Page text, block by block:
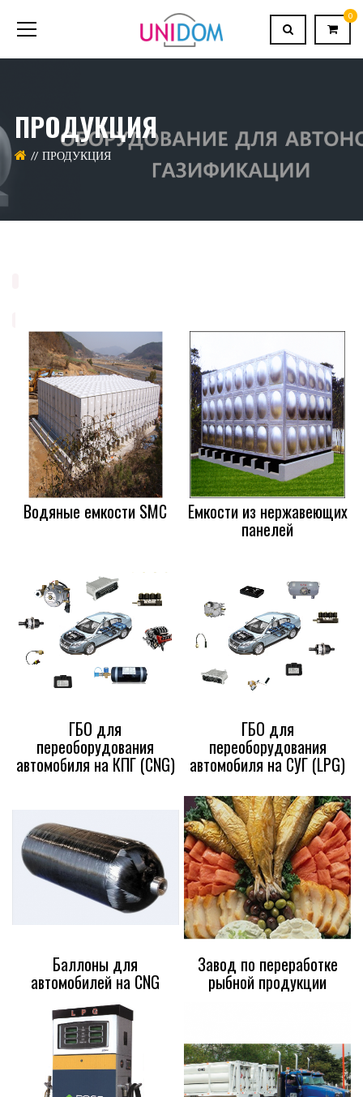
0
ПРОДУКЦИЯ
ПРОДУКЦИЯ
Водяные емкости SMC Емкости из нержавеющих
панелей
ГБО для
переоборудования
автомобиля на КПГ (CNG)
ГБО для
переоборудования
автомобиля на СУГ (LPG)
Баллоны для
автомобилей на CNG
Завод по переработке
рыбной продукции